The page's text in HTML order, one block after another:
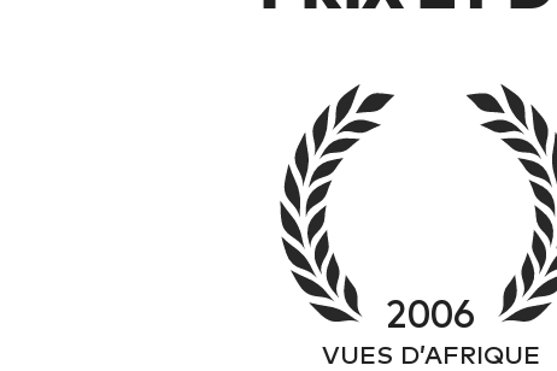
2006
VUES D’AFRIQUE